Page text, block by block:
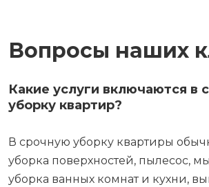
Вопросы наших
Какие услуги включаются в
уборку квартир?
В срочную уборку квартиры
уборка поверхностей, пылесос,
уборка ванных комнат и кухни,